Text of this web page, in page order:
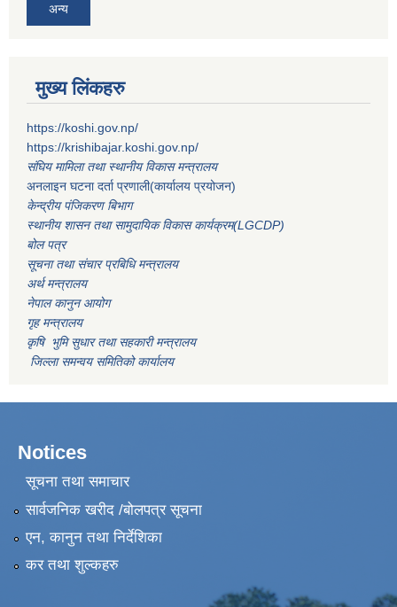
अन्य
मुख्य लिंकहरु
https://koshi.gov.np/
https://krishibajar.koshi.gov.np/
संघिय मामिला तथा स्थानीय विकास मन्त्रालय
अनलाइन घटना दर्ता प्रणाली(कार्यालय प्रयोजन)
केन्द्रीय पंजिकरण बिभाग
स्थानीय शासन तथा सामुदायिक विकास कार्यक्रम(LGCDP)
बोल पत्र
सूचना तथा संचार प्रबिधि मन्त्रालय
अर्थ मन्त्रालय
नेपाल कानुन आयोग
गृह मन्त्रालय
कृषि भुमि सुधार तथा सहकारी मन्त्रालय
जिल्ला समन्वय समितिको कार्यालय
Notices
सूचना तथा समाचार
सार्वजनिक खरीद /बोलपत्र सूचना
एन, कानुन तथा निर्देशिका
कर तथा शुल्कहरु